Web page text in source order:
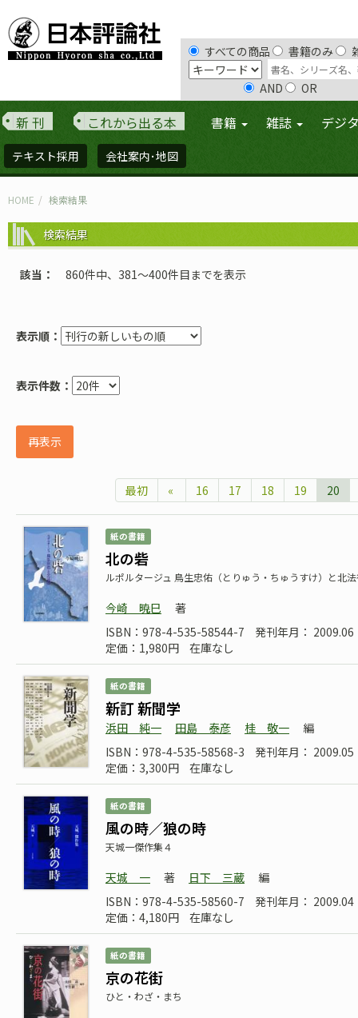
すべての商品 書籍のみ
AND OR
新 刊 これから出る本 書籍 雑誌 デジ
テキスト採用 会社案内･地図
HOME 検索結果
検索結果
該当 860件中、381〜400件目までを表示
表示順：
表示件数：
再表示
最初 « 16 17 18 19 20
紙の書籍
北の砦
ルポルタージュ 鳥生忠佑（とりゅう・ちゅうすけ）と北
今崎 暁巳
著
ISBN：978-4-535-58544-7
発刊年月： 2009.06
定価：1,980円
在庫なし
紙の書籍
新訂 新聞学
浜田 純一 田島 泰彦 桂 敬一
編
ISBN：978-4-535-58568-3
発刊年月： 2009.05
定価：3,300円
在庫なし
紙の書籍
風の時／狼の時
天城一傑作集４
天城 一 著 日下 三蔵
編
ISBN：978-4-535-58560-7
発刊年月： 2009.04
定価：4,180円
在庫なし
紙の書籍
京の花街
ひと・わざ・まち